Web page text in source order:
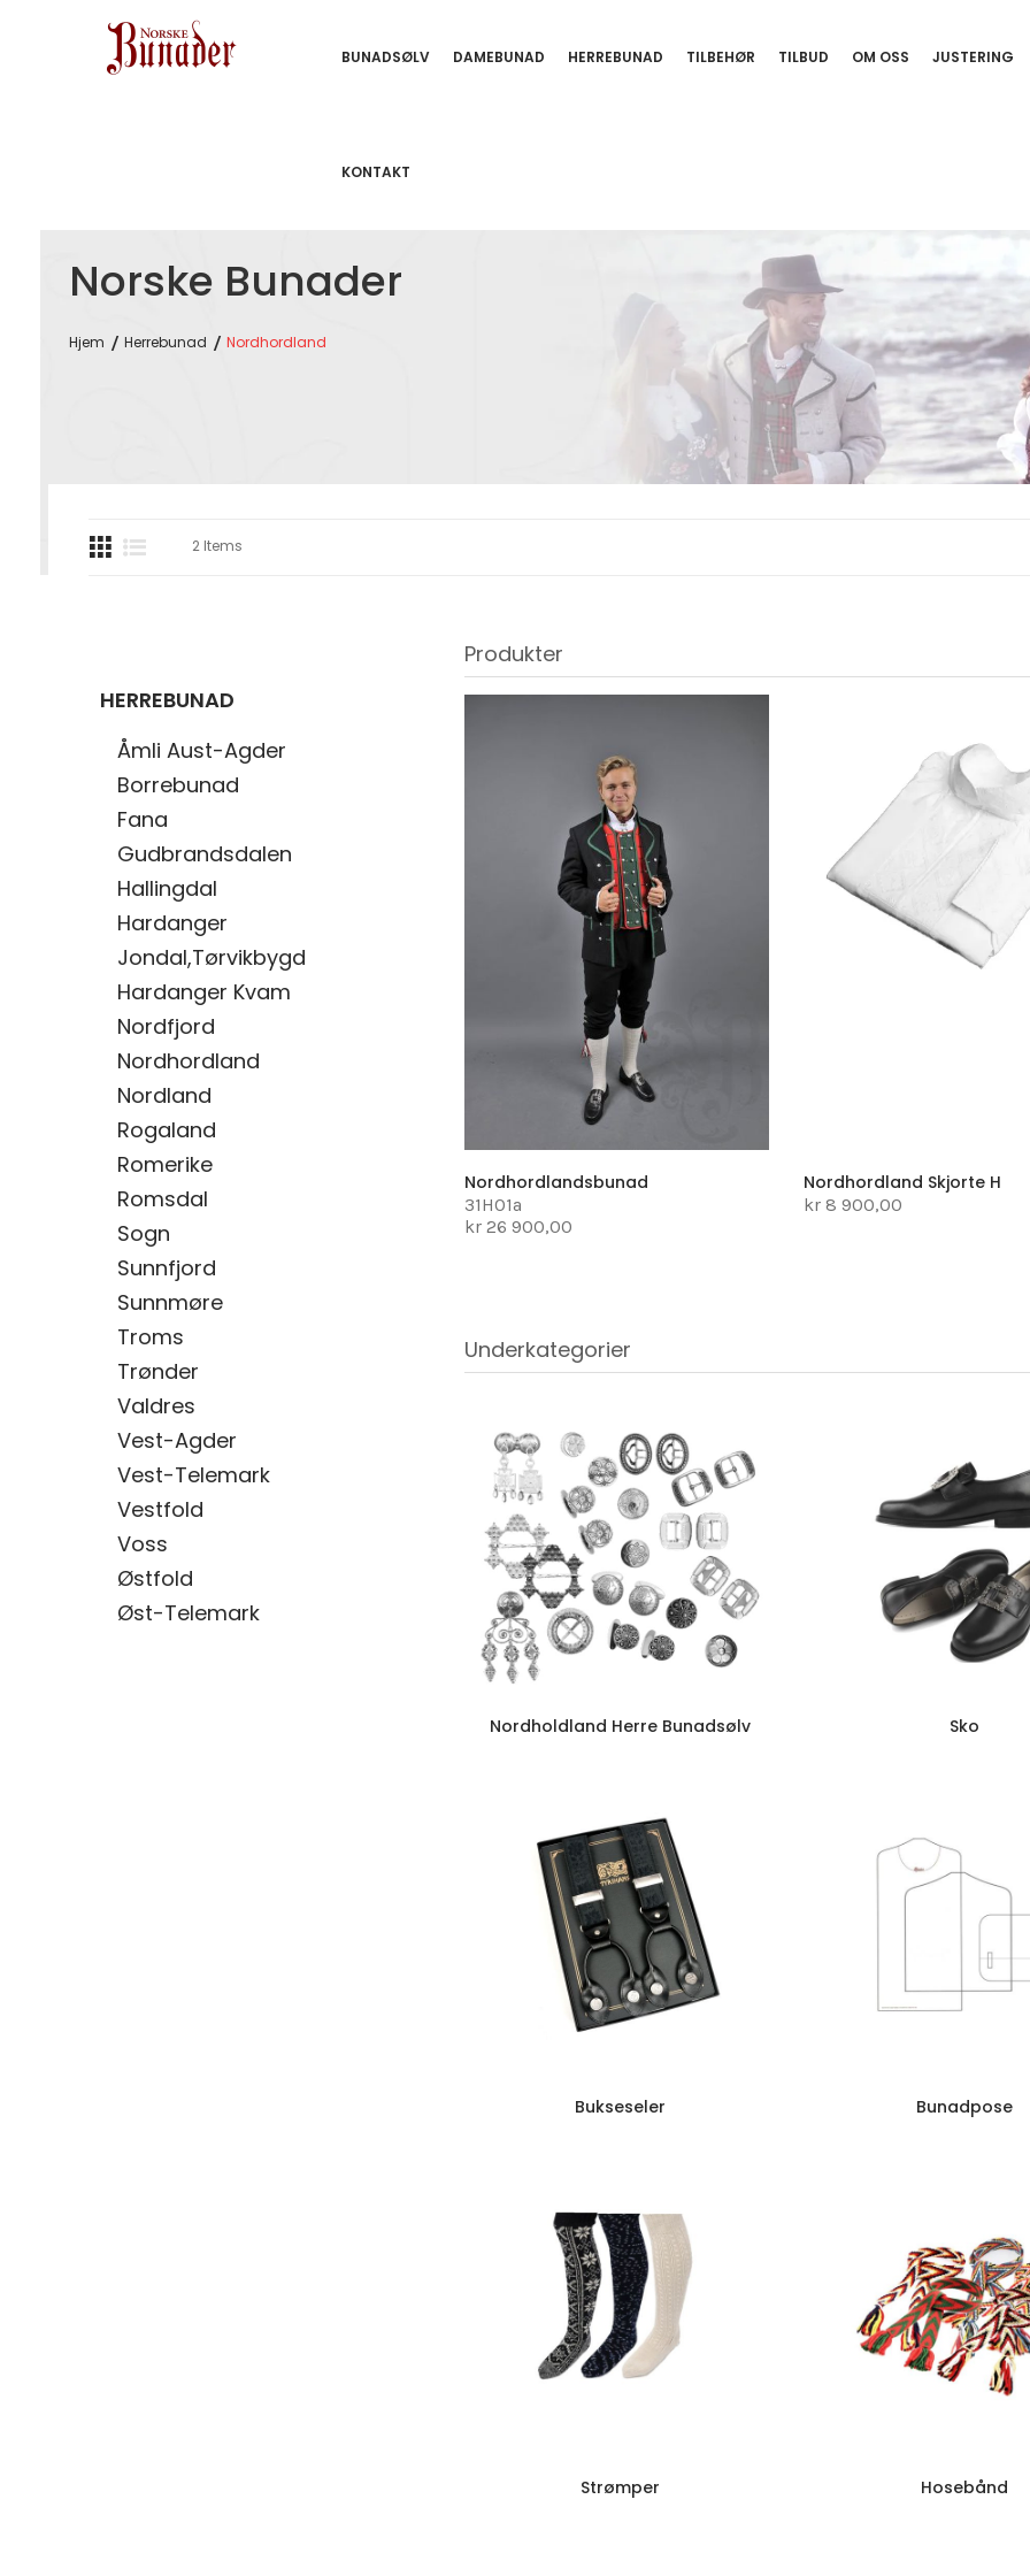
BUNADSØLV DAMEBUNAD HERREBUNAD TILBEHØR TILBUD OM OSS JUSTERING
KONTAKT
Norske Bunader
Hjem Herrebunad Nordhordland
HERREBUNAD
Åmli Aust-Agder
Borrebunad
Fana
Gudbrandsdalen
Hallingdal
Hardanger
Jondal,Tørvikbygd
Hardanger Kvam
Nordfjord
Nordhordland
Nordland
Rogaland
Romerike
Romsdal
Sogn
Sunnfjord
Sunnmøre
Troms
Trønder
Valdres
Vest-Agder
Vest-Telemark
Vestfold
Voss
Østfold
Øst-Telemark
Produkter
Nordhordlandsbunad
31H01a
kr 26 900,00
Nordhordland Skjorte H
kr 8 900,00
Underkategorier
Nordholdland Herre Bunadsølv Sko
Bukseseler Bunadpose
Strømper Hosebånd
2 Items